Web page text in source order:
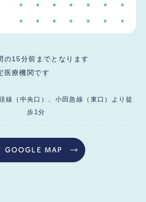
● ● ● ● ● ● ●
● ● ● ● ● ● ●
の15分前までとなります
医療機関です
線（中央口）、小田急線（東口）より徒
歩1分
GOOGLE MAP